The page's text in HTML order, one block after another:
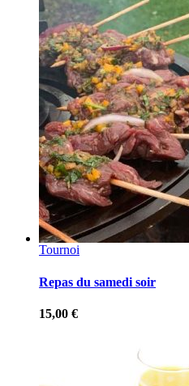
Tournoi
Repas du samedi soir
15,00 €